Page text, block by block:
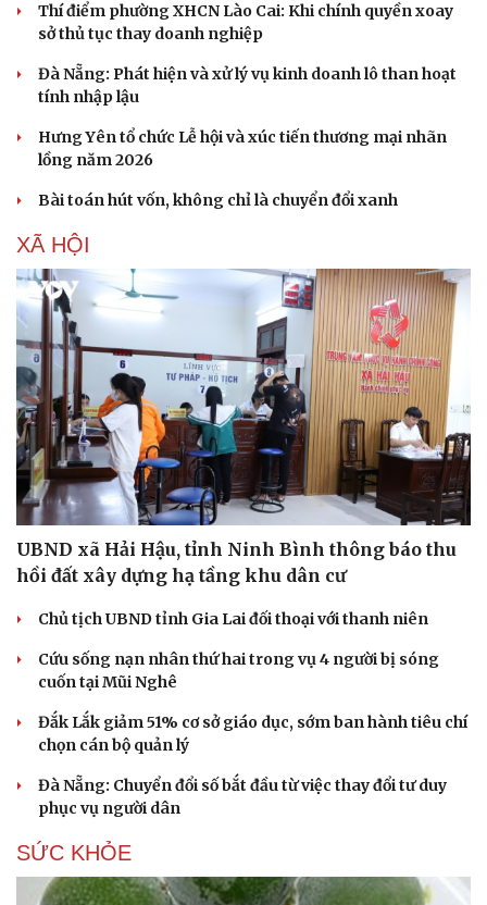
Du lịch
Tư vấn
Săn Tour
check-in
Podcast
Câu chuyện thời sự
Đọc truyện đêm khuya
Cửa sổ tình yêu
Kể chuyện cho bé
Thí điểm phường XHCN Lào Cai: Khi chính quyền xoay
sở thủ tục thay doanh nghiệp
Đà Nẵng: Phát hiện và xử lý vụ kinh doanh lô than hoạt
tính nhập lậu
Hưng Yên tổ chức Lễ hội và xúc tiến thương mại nhãn
lồng năm 2026
Bài toán hút vốn, không chỉ là chuyển đổi xanh
XÃ HỘI
UBND xã Hải Hậu, tỉnh Ninh Bình thông báo thu
hồi đất xây dựng hạ tầng khu dân cư
Chủ tịch UBND tỉnh Gia Lai đối thoại với thanh niên
Cứu sống nạn nhân thứ hai trong vụ 4 người bị sóng
cuốn tại Mũi Nghê
Đắk Lắk giảm 51% cơ sở giáo dục, sớm ban hành tiêu chí
chọn cán bộ quản lý
Đà Nẵng: Chuyển đổi số bắt đầu từ việc thay đổi tư duy
phục vụ người dân
SỨC KHỎE